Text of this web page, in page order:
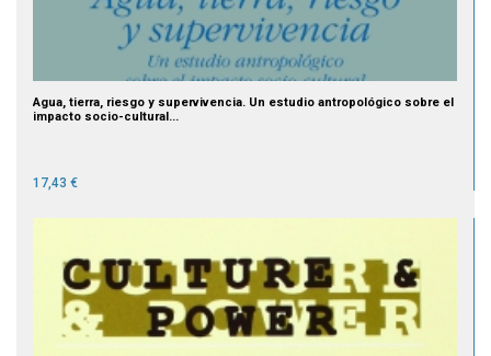
Agua, tierra, riesgo y supervivencia. Un estudio antropológico sobre el
impacto socio-cultural...
17,43 €